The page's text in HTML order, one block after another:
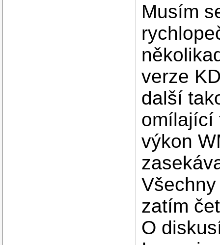
Musím
verze
další
omílající
výkon
zatím
O